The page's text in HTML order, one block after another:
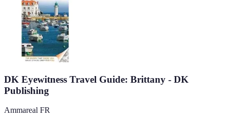
DK Eyewitness Travel Guide: Brittany - DK
Publishing
Ammareal FR